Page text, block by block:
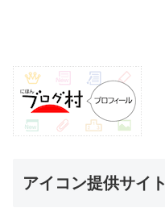
アイコン提供サイト